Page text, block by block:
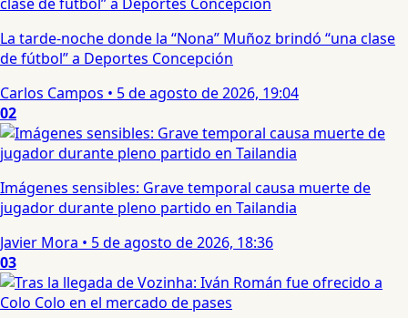
La tarde-noche donde la “Nona” Muñoz brindó “una clase
de fútbol” a Deportes Concepción
Carlos Campos • 5 de agosto de 2026, 19:04
02
Imágenes sensibles: Grave temporal causa muerte de
jugador durante pleno partido en Tailandia
Javier Mora • 5 de agosto de 2026, 18:36
03